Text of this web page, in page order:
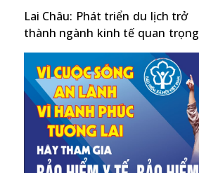
Lai Châu: Phát triển du lịch trở
thành ngành kinh tế quan trọng